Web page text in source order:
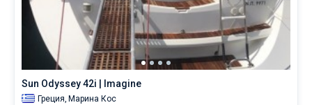
Sun Odyssey 42i | Imagine
Греция, Марина Кос